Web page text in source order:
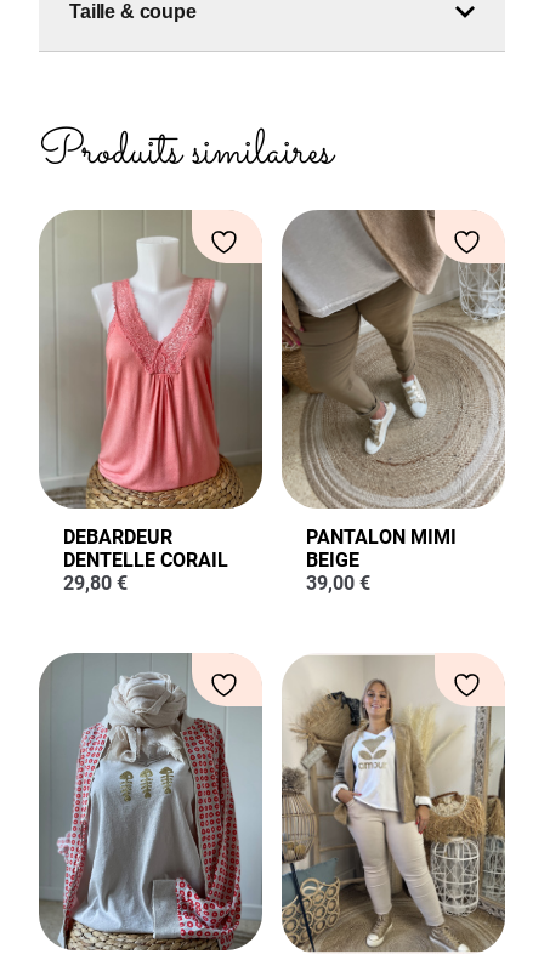
Taille & coupe
Produits similaires
DEBARDEUR
DENTELLE CORAIL
29,80 €
PANTALON MIMI
BEIGE
39,00 €